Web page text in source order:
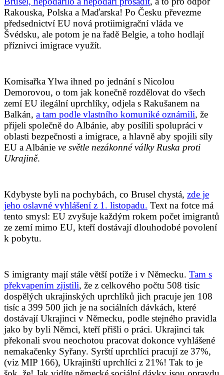
Rakouska, Polska a Maďarska! Po Česku převezme
předsednictví EU nová protiimigrační vláda ve
Švédsku, ale potom je na řadě Belgie, a toho hodlají
příznivci imigrace využít.
Komisařka Ylwa ihned po jednání s Nicolou
Demorovou, o tom jak konečně rozdělovat do všech
zemí EU ilegální uprchlíky, odjela s Rakušanem na
Balkán, a tam podle vlastního komuniké oznámili, že
přijeli společně do Albánie, aby posílili spolupráci v
oblasti bezpečnosti a imigrace, a hlavně aby spojili síly
EU a Albánie ve světle nezákonné války Ruska proti
Ukrajině.
Kdybyste byli na pochybách, co Brusel chystá, zde je
jeho oslavné vyhlášení z 1. listopadu. Text na fotce má
tento smysl: EU zvyšuje každým rokem počet imigrantů
ze zemí mimo EU, kteří dostávají dlouhodobé povolení
k pobytu.
S imigranty mají stále větší potíže i v Německu. Tam s
překvapením zjistili, že z celkového počtu 508 tisíc
dospělých ukrajinských uprchlíků jich pracuje jen 108
tisíc a 399 500 jich je na sociálních dávkách, které
dostávají Ukrajinci v Německu, podle stejného pravidla
jako by byli Němci, kteří přišli o práci. Ukrajinci tak
překonali svou neochotou pracovat dokonce vyhlášené
nemakačenky Syřany. Syrští uprchlíci pracují ze 37%,
(viz MIP 166), Ukrajinští uprchlíci z 21%! Tak to je